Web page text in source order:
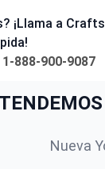
¡Llama a
1-888-900-9087
Nueva